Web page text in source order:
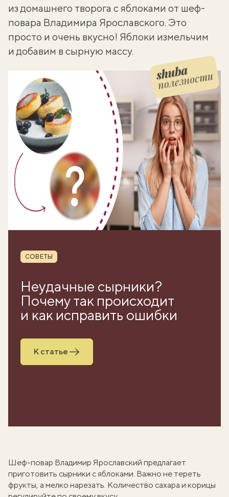
из домашнего творога с яблоками от шеф-
повара Владимира Ярославского. Это
просто и очень вкусно! Яблоки измельчим
и добавим в сырную массу.
полезности
Шуба полезности
Рубрика
СОВЕТЫ
Неудачные сырники?
Почему так происходит
и как исправить ошибки
К статье
Шеф-повар Владимир Ярославский предлагает
приготовить сырники с яблоками. Важно не тереть
фрукты, а мелко нарезать. Количество сахара и корицы